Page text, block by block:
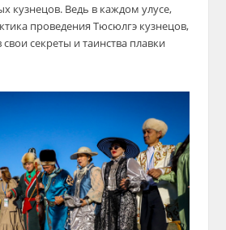
кузнецов. Ведь в каждом улусе,
проведения Тюсюлгэ кузнецов,
секреты и таинства плавки